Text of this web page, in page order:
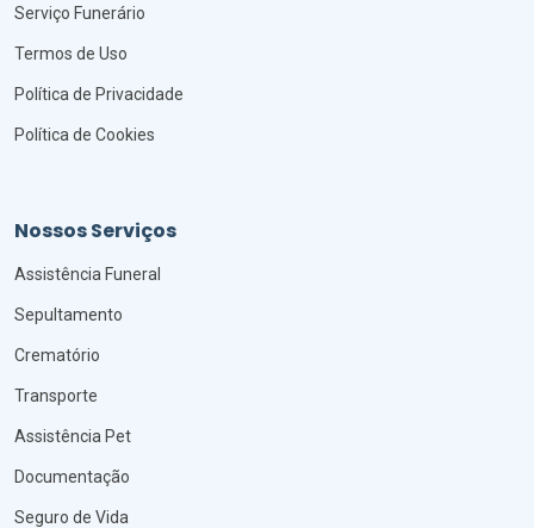
Serviço Funerário
Termos de Uso
Política de Privacidade
Política de Cookies
Nossos Serviços
Assistência Funeral
Sepultamento
Crematório
Transporte
Assistência Pet
Documentação
Seguro de Vida